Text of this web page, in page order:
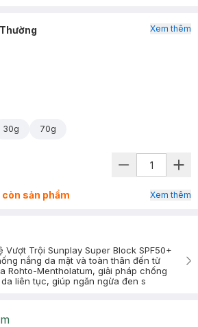
30g 70g
Xem thêm
còn sản phẩm Xem thêm
Vượt Trội Sunplay Super Block SPF50+
nắng da mặt và toàn thân đến từ
Rohto-Mentholatum, giải pháp chống
liên tục, giúp ngăn ngừa đen s